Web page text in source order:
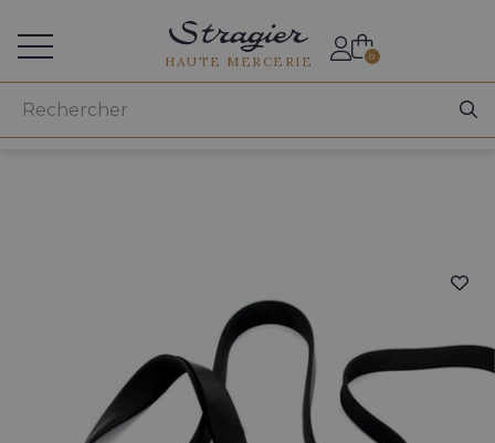
HAUTE MERCERIE 0